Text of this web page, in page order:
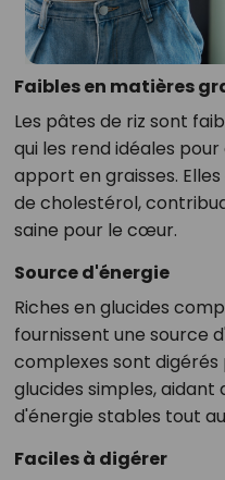
Faibles en matières
Les pâtes de riz sont
qui les rend idéales
apport en graisses.
de cholestérol,
saine pour le cœur.
Source d'énergie
Riches en glucides
fournissent une source
complexes sont
glucides simples, aidant
d'énergie stables tout
Faciles à digérer